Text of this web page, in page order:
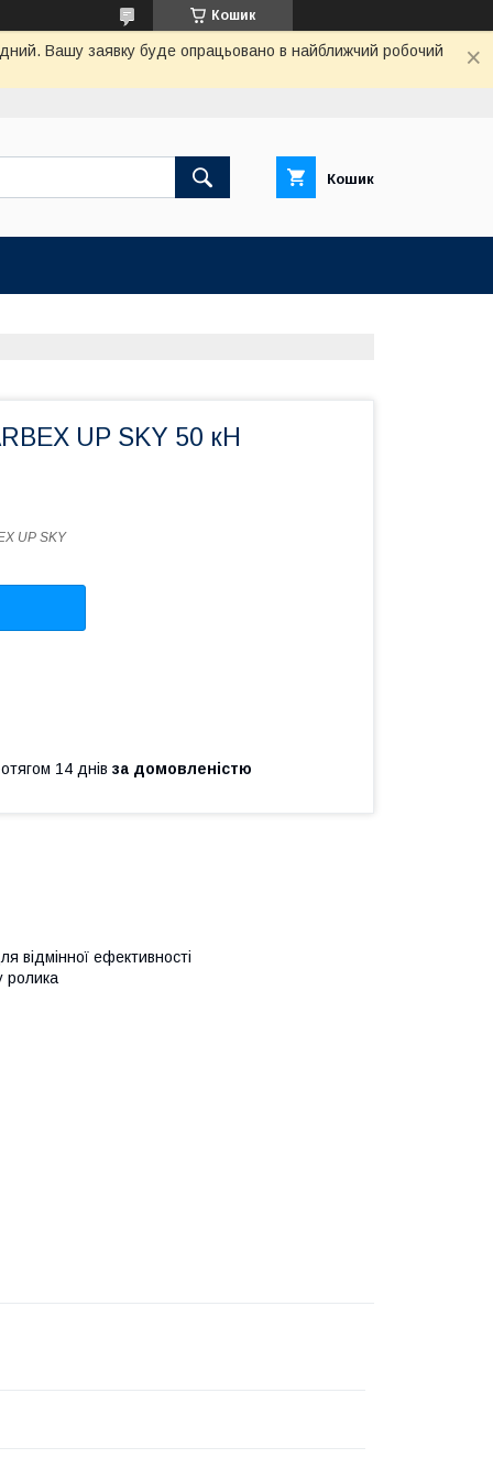
Кошик
Вашу заявку буде опрацьовано в найближчий робочий
Кошик
UP SKY 50 кH
UP SKY
14 днів за домовленістю
відмінної ефективності
ролика